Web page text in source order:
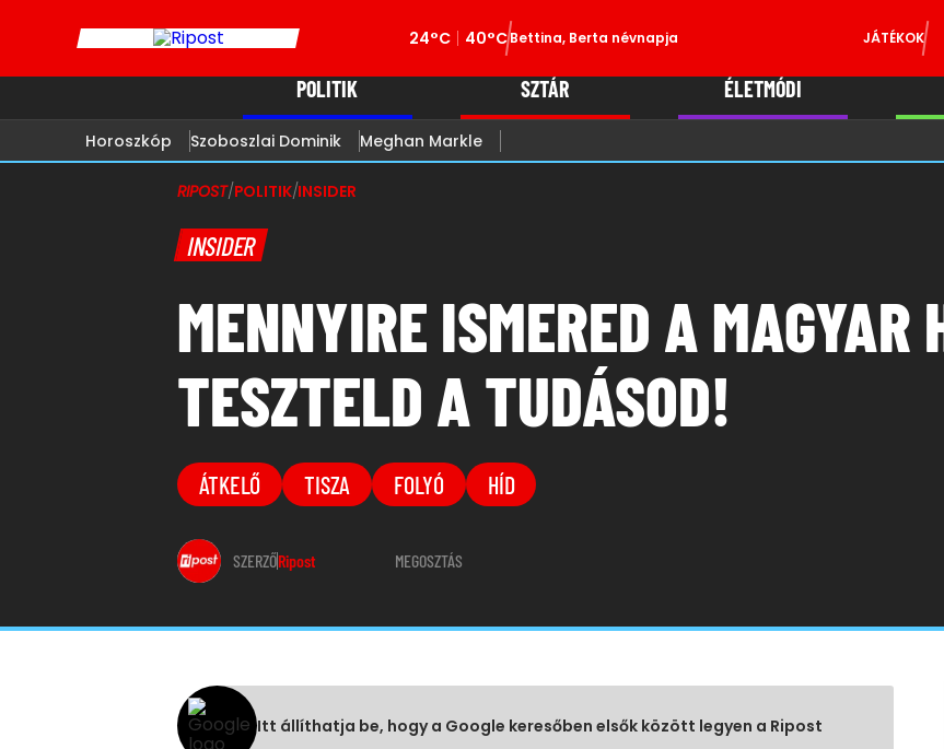
24°C 40°CBettina, Berta névnapja JÁTÉKOK
POLITIK SZTÁR ÉLETMÓDI
Horoszkóp Szoboszlai Dominik Meghan Markle
RIPOST/POLITIK/INSIDER
INSIDER
MENNYIRE ISMERED A
TESZTELD A TUDÁSOD!
ÁTKELŐ TISZA FOLYÓ HÍD
SZERZŐRipost MEGOSZTÁS
Itt állíthatja be, hogy a Google keresőben elsők között legyen a Ripost